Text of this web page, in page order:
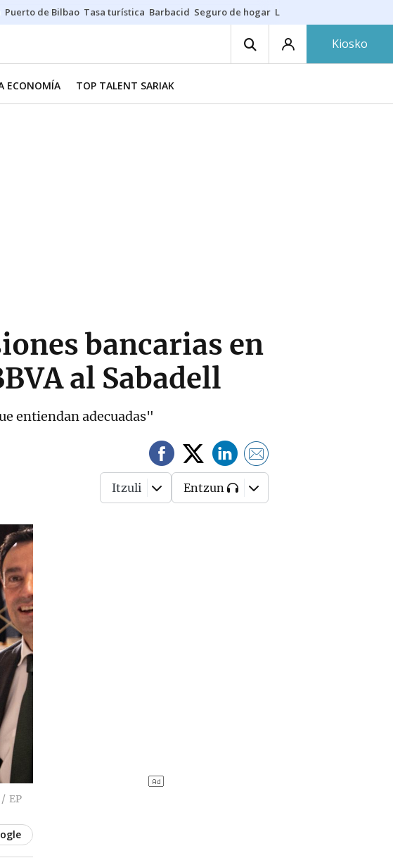
Puerto de Bilbao Tasa turística Barbacid Seguro de hogar Lío Athletic-Osasuna
Kiosko
ECONOMÍA TOP TALENT SARIAK
bancarias en
al Sabadell
entiendan adecuadas"
Itzuli Entzun
EP